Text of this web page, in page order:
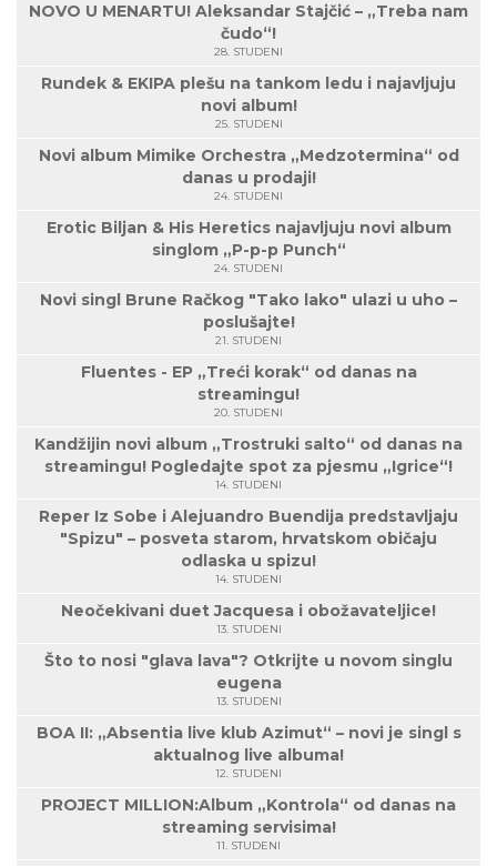
NOVO U MENARTU! Aleksandar Stajčić – „Treba nam
čudo“!
28. STUDENI
Rundek & EKIPA plešu na tankom ledu i najavljuju
novi album!
25. STUDENI
Novi album Mimike Orchestra „Medzotermina“ od
danas u prodaji!
24. STUDENI
Erotic Biljan & His Heretics najavljuju novi album
singlom „P-p-p Punch“
24. STUDENI
Novi singl Brune Račkog "Tako lako" ulazi u uho –
poslušajte!
21. STUDENI
Fluentes - EP „Treći korak“ od danas na
streamingu!
20. STUDENI
Kandžijin novi album „Trostruki salto“ od danas na
streamingu! Pogledajte spot za pjesmu „Igrice“!
14. STUDENI
Reper Iz Sobe i Alejuandro Buendija predstavljaju
"Spizu" – posveta starom, hrvatskom običaju
odlaska u spizu!
14. STUDENI
Neočekivani duet Jacquesa i obožavateljice!
13. STUDENI
Što to nosi "glava lava"? Otkrijte u novom singlu
eugena
13. STUDENI
BOA II: „Absentia live klub Azimut“ – novi je singl s
aktualnog live albuma!
12. STUDENI
PROJECT MILLION:Album „Kontrola“ od danas na
streaming servisima!
11. STUDENI